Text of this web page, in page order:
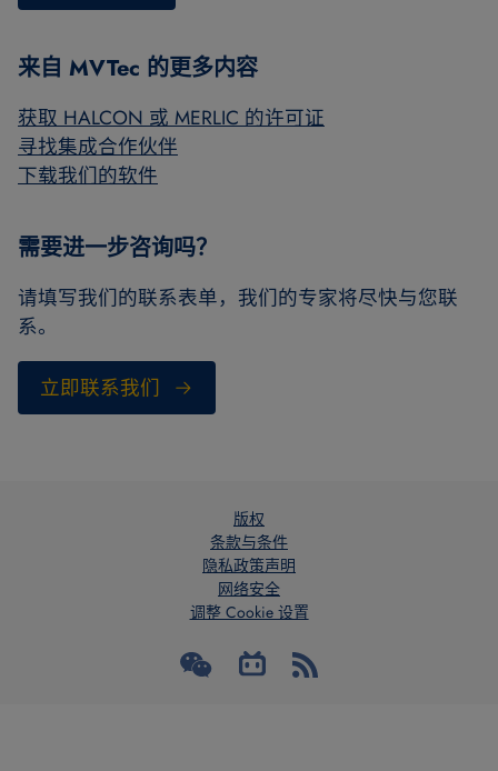
来自 MVTec 的更多内容
获取 HALCON 或 MERLIC 的许可证
寻找集成合作伙伴
下载我们的软件
需要进一步咨询吗？
请填写我们的联系表单，我们的专家将尽快与您联
系。
立即联系我们
版权
条款与条件
隐私政策声明
网络安全
调整 Cookie 设置